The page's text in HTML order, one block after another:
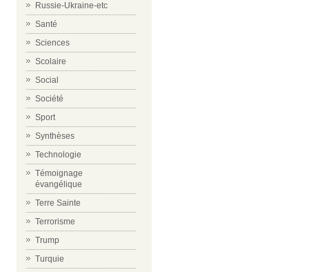
Russie-Ukraine-etc
Santé
Sciences
Scolaire
Social
Société
Sport
Synthèses
Technologie
Témoignage
évangélique
Terre Sainte
Terrorisme
Trump
Turquie